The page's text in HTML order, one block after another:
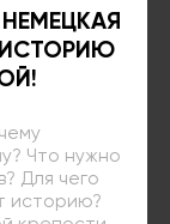
ИСТОРИЮ
Что нужно
Для чего
историю?